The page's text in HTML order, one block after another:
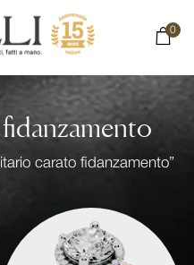
0
carato fidanzamento”